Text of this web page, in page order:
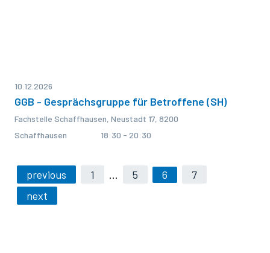
10.12.2026
GGB - Gesprächsgruppe für Betroffene (SH)
Fachstelle Schaffhausen, Neustadt 17, 8200
Schaffhausen
18:30 - 20:30
previous 1 … 5 6
7
next